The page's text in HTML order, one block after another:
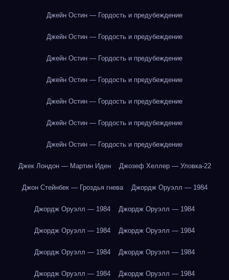
Джейн Остин — Гордость и предубеждение
Джейн Остин — Гордость и предубеждение
Джейн Остин — Гордость и предубеждение
Джейн Остин — Гордость и предубеждение
Джейн Остин — Гордость и предубеждение
Джейн Остин — Гордость и предубеждение
Джейн Остин — Гордость и предубеждение
Джек Лондон — Мартин Иден Джозеф Хеллер — Уловка-22
Джон Стейнбек — Гроздья гнева Джордж Оруэлл — 1984
Джордж Оруэлл — 1984 Джордж Оруэлл — 1984
Джордж Оруэлл — 1984 Джордж Оруэлл — 1984
Джордж Оруэлл — 1984 Джордж Оруэлл — 1984
Джордж Оруэлл — 1984 Джордж Оруэлл — 1984